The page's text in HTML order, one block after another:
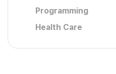
Programming
Health Care